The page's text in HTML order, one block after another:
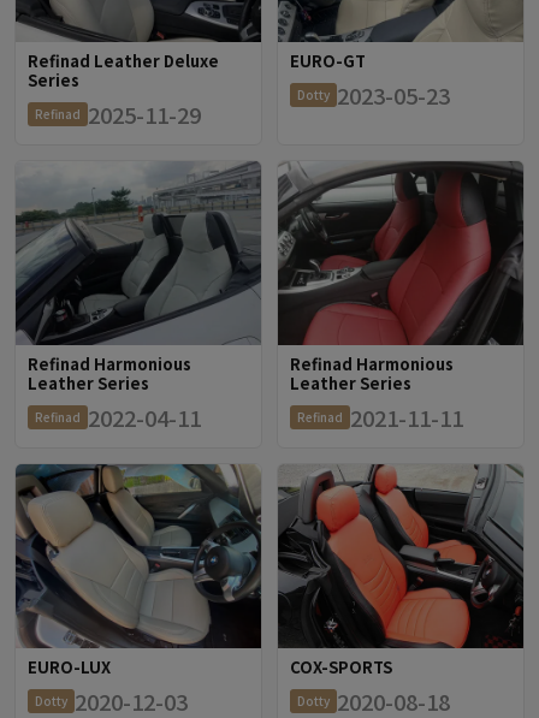
Refinad Leather Deluxe
Series
Refinad 2025-11-29
EURO-GT
Dotty 2023-05-23
Refinad Harmonious
Leather Series
Refinad 2022-04-11
Refinad Harmonious
Leather Series
Refinad 2021-11-11
EURO-LUX
Dotty 2020-12-03
COX-SPORTS
Dotty 2020-08-18